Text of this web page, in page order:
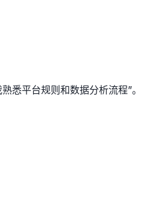
悉平台规则和数据分析流程”。